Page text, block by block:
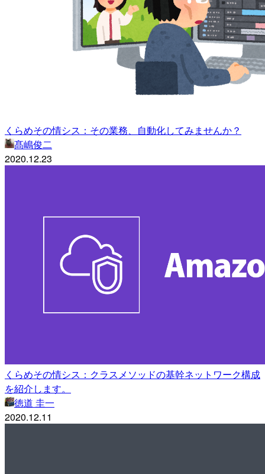
くらめその情シス：その業務、自動化してみませんか？
髙嶋俊二
2020.12.23
くらめその情シス：クラスメソッドの基幹ネットワーク構成
を紹介します。
徳道 圭一
2020.12.11